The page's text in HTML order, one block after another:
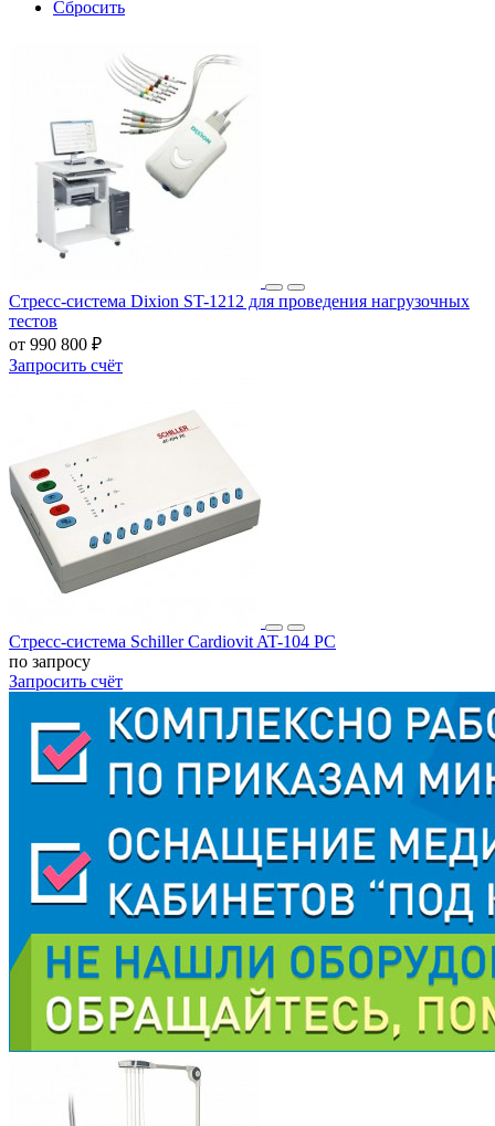
Сбросить
Стресс-система Dixion ST-1212 для проведения нагрузочных
тестов
от 990 800 ₽
Запросить счёт
Стресс-система Schiller Cardiovit AT-104 PC
по запросу
Запросить счёт